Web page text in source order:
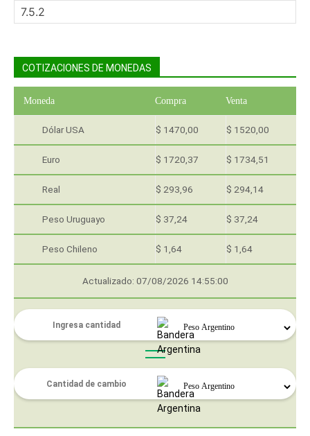
COTIZACIONES DE MONEDAS
Moneda Compra Venta
Dólar USA $ 1470,00 $ 1520,00
Euro $ 1720,37 $ 1734,51
Real $ 293,96 $ 294,14
Peso Uruguayo $ 37,24 $ 37,24
Peso Chileno $ 1,64 $ 1,64
Actualizado: 07/08/2026 14:55:00